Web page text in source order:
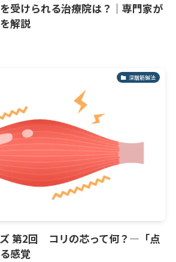
受けられる治療院は？｜専門家が
解説
深層筋鍼法
第2回 コリの芯って何？—「点
感覚